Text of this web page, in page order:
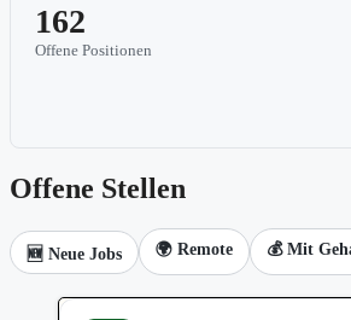
162
Offene Positionen
Offene Stellen
🆕 Neue Jobs 🌍 Remote 💰 Mit